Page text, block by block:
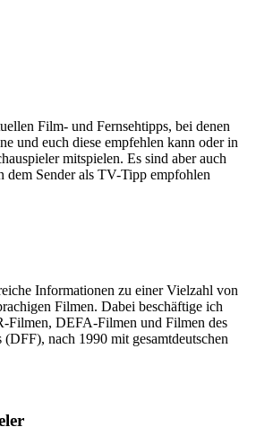
Film- und Fernsehtipps, bei denen
und euch diese empfehlen kann oder in
mitspielen. Es sind aber auch
dem Sender als TV-Tipp empfohlen
Informationen zu einer Vielzahl von
Filmen. Dabei beschäftige ich
Filmen, DEFA-Filmen und Filmen des
(DFF), nach 1990 mit gesamtdeutschen